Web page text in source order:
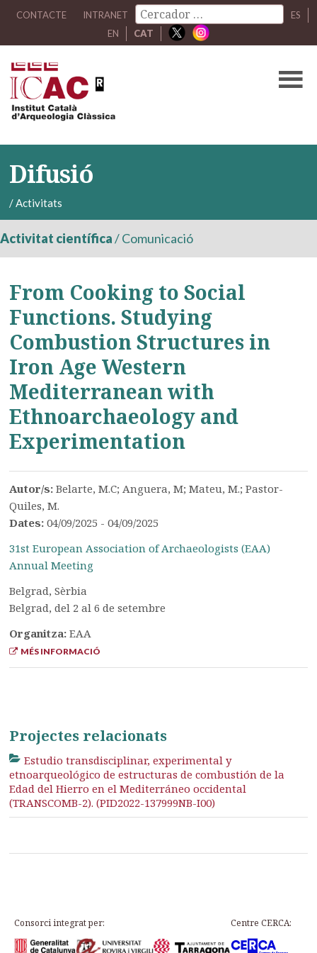
CONTACTE INTRANET
ES
EN
CAT
Difusió
/Activitats
Activitat científica/Comunicació
From Cooking to Social
Functions. Studying
Combustion Structures in
Iron Age Western
Mediterranean with
Ethnoarchaeology and
Experimentation
Autor/s:Belarte, M.C; Anguera, M; Mateu, M.; Pastor-
Quiles, M.
Dates:04/09/2025 - 04/09/2025
31st European Association of Archaeologists (EAA)
Annual Meeting
Belgrad, Sèrbia
Belgrad, del 2 al 6 de setembre
Organitza:EAA
MÉS INFORMACIÓ
Projectes relacionats
Estudio transdisciplinar, experimental y
etnoarqueológico de estructuras de combustión de la
Edad del Hierro en el Mediterráneo occidental
(TRANSCOMB-2). (PID2022-137999NB-I00)
Consorci integrat per: Centre CERCA: